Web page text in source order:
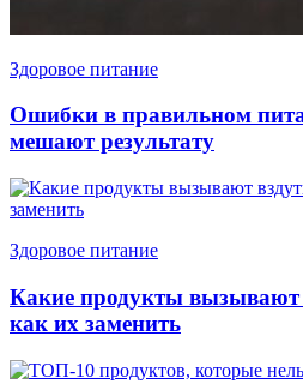
Здоровое питание
Ошибки в правильном
мешают результату
Здоровое питание
Какие продукты вызывают
как их заменить